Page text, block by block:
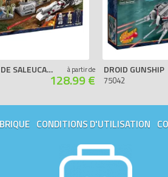
LA BATAILLE DE SALEUCAMI à partir de
128.99 €
DROID GUNSHIP
75042
CONDITIONS D'UTILISATION